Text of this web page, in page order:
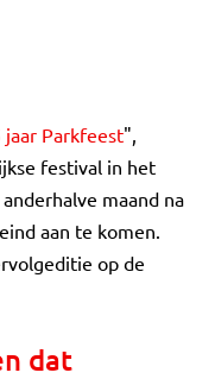
Parkfeest",
festival in het
maand na
aan te komen.
op de
dat